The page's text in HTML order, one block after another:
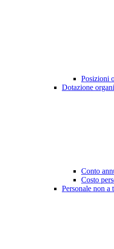
Posizioni
Dotazione
Conto
Costo
Personale non a